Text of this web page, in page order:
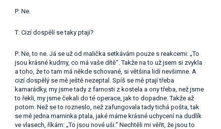
P: Ne.
T: Cizí dospělí se taky ptají?
P: Ne, to ne. Já se už od malička setkávám pouze s reakcemi: „To
jsou krásné kudrny, co má vaše dítě“. Takže na to už jsem si zvykla
a toho, že to tam má někde schované, si většina lidí nevšimne. A
cizí dospělý se mě ještě nezeptal. Spíš se mě ptají třeba
kamarádky, my jsme tady z farnosti z kostela a ony třeba, než jsme
to řekli, my jsme čekali do té operace, jak to dopadne. Takže až
potom. Než se to rozneslo, než zafungovala tady tichá pošta, tak
se mě jedna maminka ptala, jaké máme krásné uchycení na dudlík
ve vlasech, říkám: „To jsou nové uši.“ Nechtěli mi věřit, že jsou to